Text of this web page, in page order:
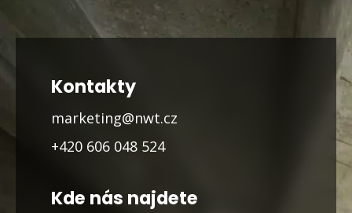
Kontakty
marketing@nwt.cz
+420 606 048 524
Kde nás najdete